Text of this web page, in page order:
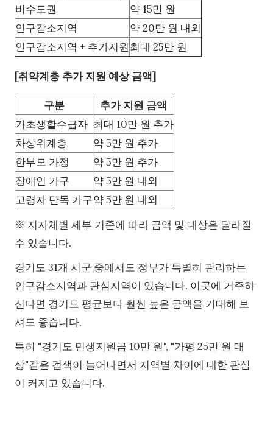
비수도권
약 15만 원
인구감소지역
약 20만 원 내외
인구감소지역 + 추가지원최대 25만 원
[취약계층 추가 지원 예상 금액]
구분
추가 지원 금액
기초생활수급자 최대 10만 원 추가
차상위계층
약 5만 원 추가
한부모 가정
약 5만 원 추가
장애인 가구
약 5만 원 내외
고령자 단독 가구약 5만 원 내외
※ 지자체별 세부 기준에 따라 금액 및 대상은 달라질
수 있습니다.
경기도 31개 시군 중에서도 정부가 특별히 관리하는
인구감소지역과 관심지역이 있습니다. 이곳에 거주하
신다면 경기도 평균보다 훨씬 높은 금액을 기대해 보
셔도 좋습니다.
특히 "경기도 민생지원금 10만 원", "가평 25만 원 대
상"같은 검색이 늘어나면서 지역별 차이에 대한 관심
이 커지고 있습니다.